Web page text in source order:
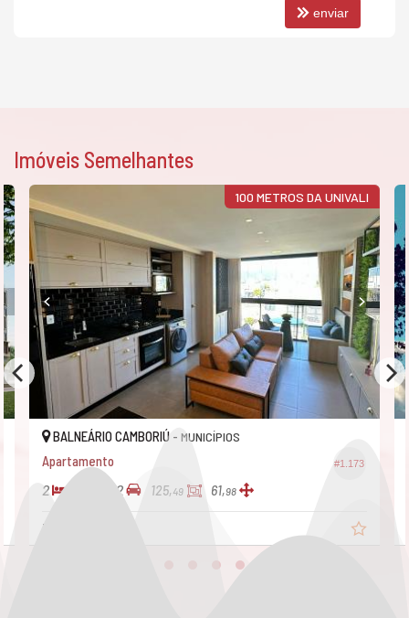
enviar
Imóveis Semelhantes
100 METROS DA UNIVALI
#1.173
BALNEÁRIO CAMBORIÚ -MUNICÍPIOS
Apartamento
2 2 125, 49 61,98
R$ 895.000,